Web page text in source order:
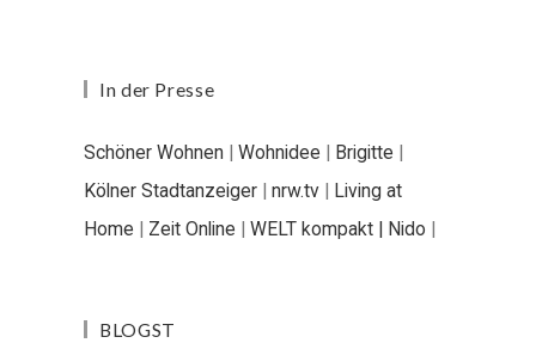
In der Presse
Schöner Wohnen | Wohnidee | Brigitte |
Kölner Stadtanzeiger | nrw.tv | Living at
Home | Zeit Online | WELT kompakt | Nido |
BLOGST